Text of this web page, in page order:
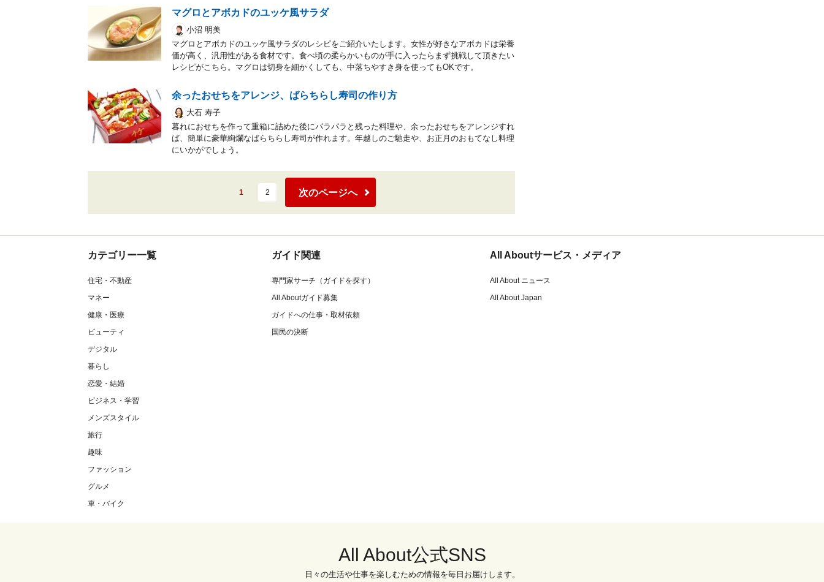
マグロとアボカドのユッケ風サラダ
小沼 明美
マグロとアボカドのユッケ風サラダのレシピをご紹介いたします。女性が好きなアボカドは栄養
価が高く、汎用性がある食材です。食べ頃の柔らかいものが手に入ったらまず挑戦して頂きたい
レシピがこちら。マグロは切身を細かくしても、中落ちやすき身を使ってもOKです。
余ったおせちをアレンジ、ばらちらし寿司の作り方
大石 寿子
暮れにおせちを作って重箱に詰めた後にパラパラと残った料理や、余ったおせちをアレンジすれ
ば、簡単に豪華絢爛なばらちらし寿司が作れます。年越しのご馳走や、お正月のおもてなし料理
にいかがでしょう。
1 2 次のページへ
カテゴリー一覧
住宅・不動産
マネー
健康・医療
ビューティ
デジタル
暮らし
恋愛・結婚
ビジネス・学習
メンズスタイル
旅行
趣味
ファッション
グルメ
車・バイク
ガイド関連
専門家サーチ（ガイドを探す）
All Aboutガイド募集
ガイドへの仕事・取材依頼
国民の決断
All Aboutサービス・メディア
All About ニュース
All About Japan
All About公式SNS
日々の生活や仕事を楽しむための情報を毎日お届けします。